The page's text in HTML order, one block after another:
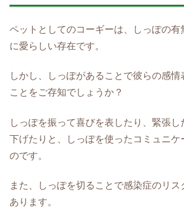
ペットとしてのコーギーは、しっぽの有
に愛らしい存在です。
しかし、しっぽがあることで彼らの感情
ことをご存知でしょうか？
しっぽを振って喜びを表したり、緊張し
下げたりと、しっぽを使ったコミュニケ
のです。
また、しっぽを切ることで感染症のリス
あります。